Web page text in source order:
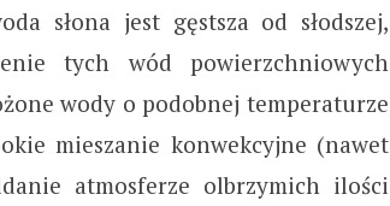
słona jest gęstsza od słodszej,
tych wód powierzchniowych
wody o podobnej temperaturze
mieszanie konwekcyjne (nawet
atmosferze olbrzymich ilości